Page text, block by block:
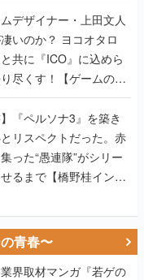
デザイナー・上田文人
いのか？ ヨコオタロ
共に『ICO』に込めら
尽くす！【ゲームの企
『ペルソナ3』を築き
リスペクトだった。赤
った“愚連隊”がシリー
るまで【橋野桂インタ
青春〜
界取材マンガ『若ゲの